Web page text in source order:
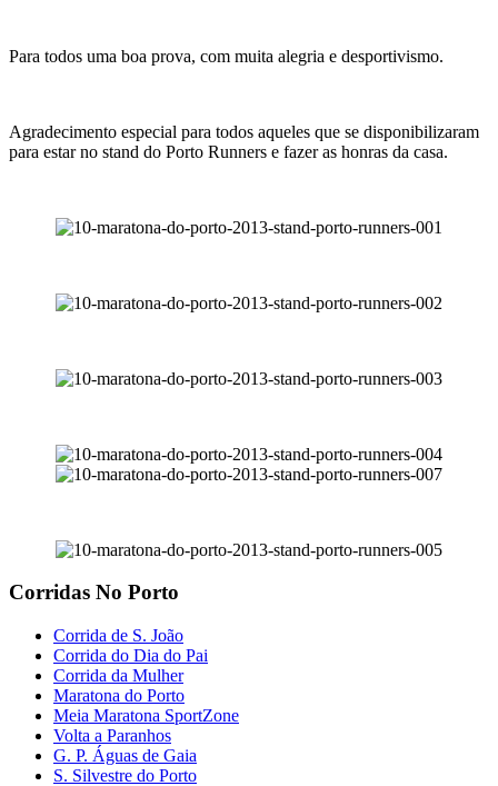
Para todos uma boa prova, com muita alegria e desportivismo.
Agradecimento especial para todos aqueles que se disponibilizaram
para estar no stand do Porto Runners e fazer as honras da casa.
Corridas No Porto
Corrida de S. João
Corrida do Dia do Pai
Corrida da Mulher
Maratona do Porto
Meia Maratona SportZone
Volta a Paranhos
G. P. Águas de Gaia
S. Silvestre do Porto